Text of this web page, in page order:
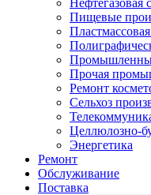
Нефтегазовая
Пищевые
Прочая
Ремонт
Сельхоз
Целлюлозно-
Энергетика
Ремонт
Обслуживание
Поставка